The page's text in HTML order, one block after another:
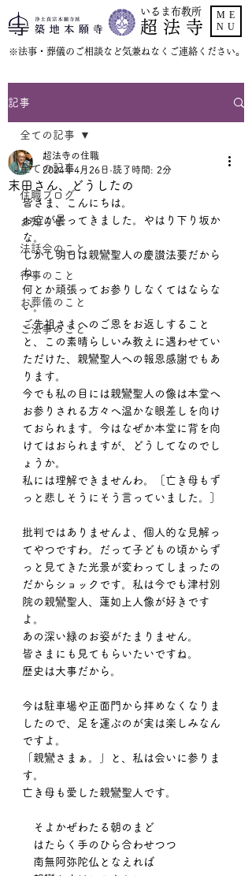
いるま布教所
超 法 寺
​※法事・葬儀のご相談など気兼ねなくご連絡ください。
ME
NU
記事
全ての記事
住職ブログ
お知らせ
法話会のこと
行事のこと
お葬儀のこと
ご法事のこと
全ての記事
末田さん、どうしたの
超法寺の住職
2024年4月26日 読了時間: 2分
皆さま、こんにちは。
お空が曇ってきました。やはり下り坂か
な。
しかし明日は親鸞聖人の慶讃法要だから
ね、
何とか頑張ってお参りしなくてはならな
い。
ご先祖さまへのご恩をお返しすること
と、この素晴らしいみ教えに遇わせてい
ただけた、親鸞聖人への報恩感謝でもあ
ります。
今でも私の目には親鸞聖人の像は本堂へ
お参りされる方々へ温かな眼差しを向け
ておられます。今はなぜか本堂に背を向
けてはおられますが、どうしてなのでし
ょうか。
私には理解できませんわ。［亡き母もず
っと悲しそうにそう言っていました。］
批判ではありませんよ、個人的な見解っ
てやつですわ。だって子どもの頃からず
っと見てきた光景が変わってしまったの
だからショックです。私は今でも津村別
院の親鸞聖人、蓮如上人像が好きです
よ。
あの深い緑のお姿がたまりません。
皆さまにも見てもらいたいですね。
歴史は大事だから。
今は駐車場や正面門から拝めなくなりま
したので、足を運ぶのが実は楽しみなん
ですよ。
「親鸞さまぁ。」と、私は会いに参りま
す。
亡き母も愛した親鸞聖人です。
そよかぜわたる朝のまど
はたらく手のひら合わせつつ
南無阿弥陀仏となえれば